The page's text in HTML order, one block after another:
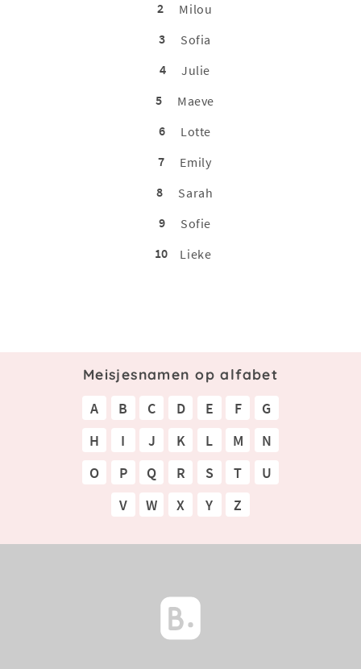
2
Milou
3
Sofia
4
Julie
5
Maeve
6
Lotte
7
Emily
8
Sarah
9
Sofie
10
Lieke
Meisjesnamen op alfabet
A B C D E F
G
H
I J K L M
N
O
P Q R S T
U
V
W X Y Z